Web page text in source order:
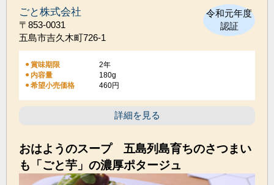
令和元年度
認証
ごと株式会社
〒853-0031
五島市吉久木町726-1
賞味期限
2年
内容量
180g
希望小売価格
460円
詳細を見る
おはようのスープ 五島列島育ちのさつまい
も「ごと芋」の濃厚ポタージュ